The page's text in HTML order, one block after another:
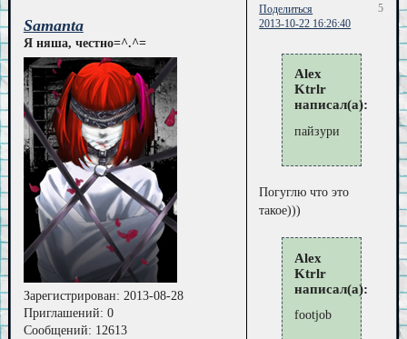
Поделиться
5
2013-10-22 16:26:40
Samanta
Я няша, честно=^.^=
Зарегистрирован: 2013-08-28
Приглашений: 0
Сообщений: 12613
Alex
Ktrlr
написал(а):
пайзури
Погуглю что это
такое)))
Alex
Ktrlr
написал(а):
footjob